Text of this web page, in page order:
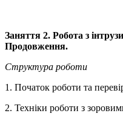
Заняття 2. Робота з
Продовження.
Структура роботи
1. Початок роботи та
2. Техніки роботи з